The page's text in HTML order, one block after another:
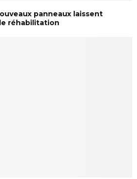
panneaux laissent
réhabilitation